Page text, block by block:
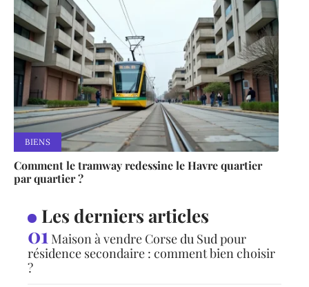
BIENS
Comment le tramway redessine le Havre quartier
par quartier ?
Les derniers articles
Maison à vendre Corse du Sud pour
résidence secondaire : comment bien choisir
?